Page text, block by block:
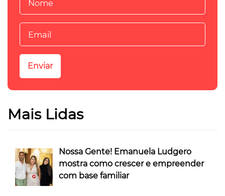
Mais Lidas
Nossa Gente! Emanuela Ludgero
mostra como crescer e empreender
com base familiar